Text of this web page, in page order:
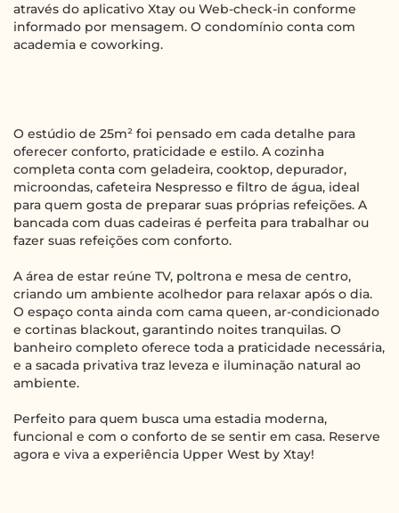
através do aplicativo Xtay ou Web-check-in conforme
informado por mensagem. O condomínio conta com
academia e coworking.
O estúdio de 25m² foi pensado em cada detalhe para
oferecer conforto, praticidade e estilo. A cozinha
completa conta com geladeira, cooktop, depurador,
microondas, cafeteira Nespresso e filtro de água, ideal
para quem gosta de preparar suas próprias refeições. A
bancada com duas cadeiras é perfeita para trabalhar ou
fazer suas refeições com conforto.
A área de estar reúne TV, poltrona e mesa de centro,
criando um ambiente acolhedor para relaxar após o dia.
O espaço conta ainda com cama queen, ar-condicionado
e cortinas blackout, garantindo noites tranquilas. O
banheiro completo oferece toda a praticidade necessária,
e a sacada privativa traz leveza e iluminação natural ao
ambiente.
Perfeito para quem busca uma estadia moderna,
funcional e com o conforto de se sentir em casa. Reserve
agora e viva a experiência Upper West by Xtay!